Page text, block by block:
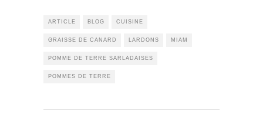
ARTICLE BLOG CUISINE
GRAISSE DE CANARD LARDONS MIAM
POMME DE TERRE SARLADAISES
POMMES DE TERRE